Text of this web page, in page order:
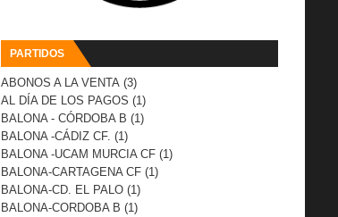
PARTIDOS
ABONOS A LA VENTA (3)
AL DÍA DE LOS PAGOS (1)
BALONA - CÓRDOBA B (1)
BALONA -CÁDIZ CF. (1)
BALONA -UCAM MURCIA CF (1)
BALONA-CARTAGENA CF (1)
BALONA-CD. EL PALO (1)
BALONA-CORDOBA B (1)